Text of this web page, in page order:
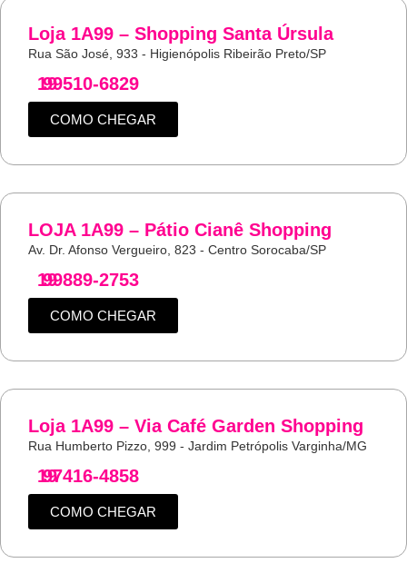
Loja 1A99 – Shopping Santa Úrsula
Rua São José, 933 - Higienópolis Ribeirão Preto/SP
19
99510-6829
COMO CHEGAR
LOJA 1A99 – Pátio Cianê Shopping
Av. Dr. Afonso Vergueiro, 823 - Centro Sorocaba/SP
19
99889-2753
COMO CHEGAR
Loja 1A99 – Via Café Garden Shopping
Rua Humberto Pizzo, 999 - Jardim Petrópolis Varginha/MG
19
97416-4858
COMO CHEGAR